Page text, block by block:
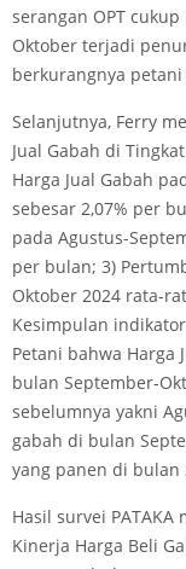
serangan OPT
Oktober terjadi
berkurangnya
Selanjutnya, Ferry
Jual Gabah di
Harga Jual Gabah
sebesar 2,07% per
pada Agustus-
per bulan; 3)
Oktober 2024 rata-
Kesimpulan
Petani bahwa Harga
bulan September-
sebelumnya yakni
gabah di bulan
yang panen di bulan
Hasil survei
Kinerja Harga Beli